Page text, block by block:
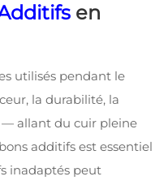
en
utilisés pendant le
la durabilité, la
— allant du cuir pleine
additifs est essentiel
inadaptés peut